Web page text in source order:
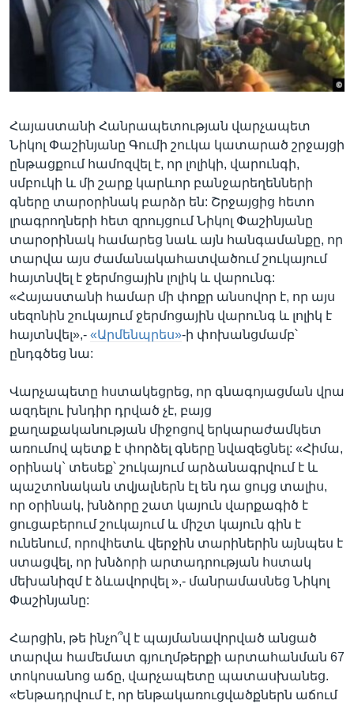
Լեզուներ
Հայաստանի Հանրապետության վարչապետ
Նիկոլ Փաշինյանը Գումի շուկա կատարած շրջայցի
ընթացքում համոզվել է, որ լոլիկի, վարունգի,
սմբուկի և մի շարք կարևոր բանջարեղենների
գները տարօրինակ բարձր են: Շրջայցից հետո
լրագրողների հետ զրույցում Նիկոլ Փաշինյանը
տարօրինակ համարեց նաև այն հանգամանքը, որ
տարվա այս ժամանակահատվածում շուկայում
հայտնվել է ջերմոցային լոլիկ և վարունգ:
«Հայաստանի համար մի փոքր անսովոր է, որ այս
սեզոնին շուկայում ջերմոցային վարունգ և լոլիկ է
հայտնվել»,- «Արմենպրես»-ի փոխանցմամբ՝
ընդգծեց նա:
Վարչապետը հստակեցրեց, որ գնագոյացման վրա
ազդելու խնդիր դրված չէ, բայց
քաղաքականության միջոցով երկարաժամկետ
առումով պետք է փորձել գները նվազեցնել: «Հիմա,
օրինակ` տեսեք՝ շուկայում արձանագրվում է և
պաշտոնական տվյալներն էլ են դա ցույց տալիս,
որ օրինակ, խնձորը շատ կայուն վարքագիծ է
ցուցաբերում շուկայում և միշտ կայուն գին է
ունենում, որովհետև վերջին տարիներին այնպես է
ստացվել, որ խնձորի արտադրության հստակ
մեխանիզմ է ձևավորվել »,- մանրամասնեց Նիկոլ
Փաշինյանը:
Հարցին, թե ինչո՞վ է պայմանավորված անցած
տարվա համեմատ գյուղմթերքի արտահանման 67
տոկոսանոց աճը, վարչապետը պատասխանեց.
«Ենթադրվում է, որ ենթակառուցվածքներն աճում